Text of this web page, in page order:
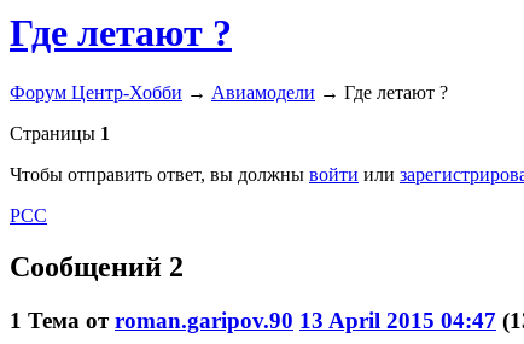
Где летают ?
Форум Центр-Хобби → Авиамодели → Где летают ?
Страницы 1
Чтобы отправить ответ, вы должны войти или
РСС
Сообщений 2
1 Тема отroman.garipov.90 13 April 2015 04:47